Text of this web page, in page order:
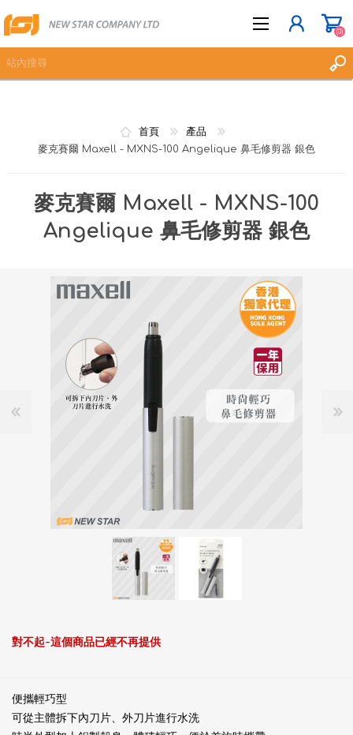
登入
(0)
首頁
產品
麥克賽爾 Maxell - MXNS-100 Angelique 鼻毛修剪器 銀色
麥克賽爾 Maxell - MXNS-100
Angelique 鼻毛修剪器 銀色
對不起-這個商品已經不再提供
便攜輕巧型
可從主體拆下內刀片、外刀片進行水洗